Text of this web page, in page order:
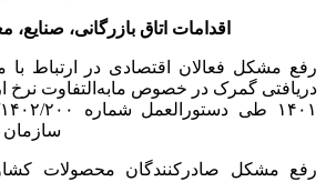
اقدامات اتاق بازرگانی،
دریافتی گمرک در خصوص مابه‌التفاوت نرخ
سازمان